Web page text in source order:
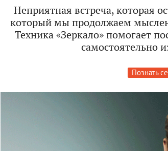
Неприятная встреча, которая
который мы продолжаем
Техника «Зеркало» помогает
самостоятельно
Познать